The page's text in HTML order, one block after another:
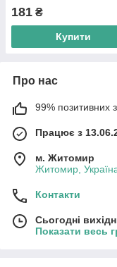
181 ₴
Купити
Про нас
99% позитивних з
Працює з
м. Житомир
Житомир,
Контакти
Сьогодні
Показати весь